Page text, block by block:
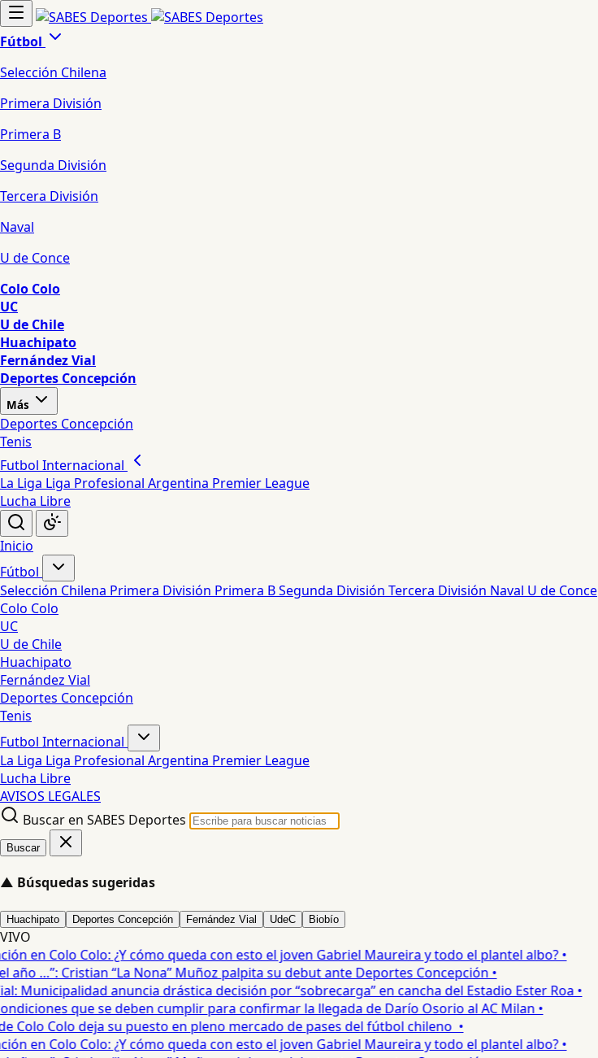
Fútbol
Selección Chilena
Primera División
Primera B
Segunda División
Tercera División
Naval
U de Conce
Colo Colo
UC
U de Chile
Huachipato
Fernández Vial
Deportes Concepción
Más
Deportes Concepción
Tenis
Futbol Internacional
La Liga Liga Profesional Argentina Premier League
Lucha Libre
Inicio
Fútbol
Selección Chilena Primera División Primera BSegunda División Tercera División Naval U de Conce
Colo Colo
UC
U de Chile
Huachipato
Fernández Vial
Deportes Concepción
Tenis
Futbol Internacional
La Liga Liga Profesional Argentina Premier League
Lucha Libre
AVISOS LEGALES
Buscar en SABES Deportes
Buscar
▲ Búsquedas sugeridas
Huachipato Deportes Concepción Fernández Vial UdeC Biobío
VIVO
en Colo Colo: ¿Y cómo queda con esto el joven Gabriel Maureira y todo el plantel albo? •
…”: Cristian “La Nona” Muñoz palpita su debut ante Deportes Concepción •
Municipalidad anuncia drástica decisión por “sobrecarga” en cancha del Estadio Ester Roa •
que se deben cumplir para confirmar la llegada de Darío Osorio al AC Milan •
Colo Colo deja su puesto en pleno mercado de pases del fútbol chileno •
en Colo Colo: ¿Y cómo queda con esto el joven Gabriel Maureira y todo el plantel albo? •